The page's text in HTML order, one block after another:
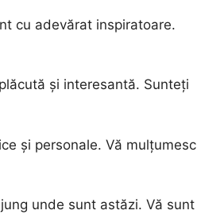
cu adevărat inspiratoare.
și interesantă. Sunteți
și personale. Vă mulțumesc
unde sunt astăzi. Vă sunt